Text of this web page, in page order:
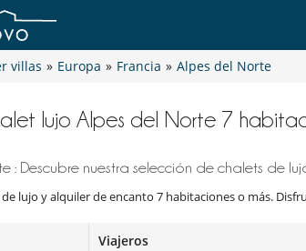
villas » Europa » Francia » Alpes del Norte
lujo Alpes del Norte 7
: Descubre nuestra selección de chalets de
lujo y alquiler de encanto 7 habitaciones o más.
Viajeros